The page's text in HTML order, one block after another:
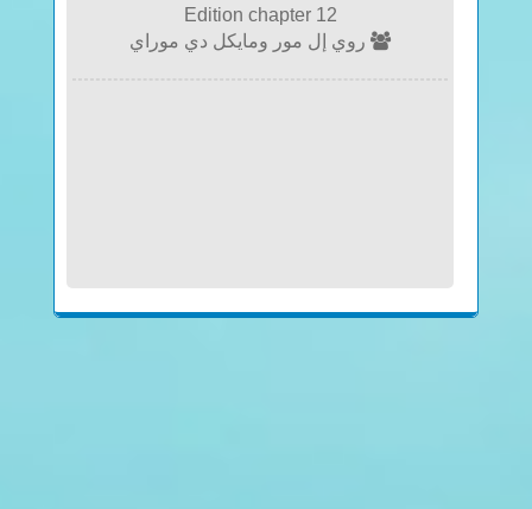
Edition chapter 12
روي إل مور ومايكل دي موراي